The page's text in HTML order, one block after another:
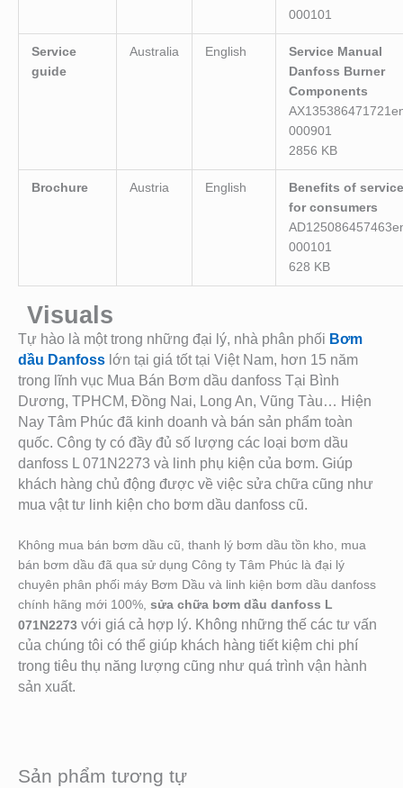
000101
Service
guide
Australia English
Service Manual
Danfoss Burner
Components
000901
2856 KB
Brochure Austria English
Benefits of service
for consumers
000101
628 KB
Visuals
Tự hào là một trong những đại lý, nhà phân phối Bơm
dầu Danfoss lớn tại giá tốt tại Việt Nam, hơn 15 năm
trong lĩnh vục Mua Bán Bơm dầu danfoss Tại Bình
Dương, TPHCM, Đồng Nai, Long An, Vũng Tàu… Hiện
Nay Tâm Phúc đã kinh doanh và bán sản phẩm toàn
quốc. Công ty có đầy đủ số lượng các loại bơm dầu
danfoss L 071N2273 và linh phụ kiện của bơm. Giúp
khách hàng chủ động được về việc sửa chữa cũng như
mua vật tư linh kiện cho bơm dầu danfoss cũ.
Không mua bán bơm dầu cũ, thanh lý bơm dầu tồn kho, mua
bán bơm dầu đã qua sử dụng Công ty Tâm Phúc là đại lý
chuyên phân phối máy Bơm Dầu và linh kiện bơm dầu danfoss
chính hãng mới 100%, sửa chữa bơm dầu danfoss L
071N2273 với giá cả hợp lý. Không những thế các tư vấn
của chúng tôi có thể giúp khách hàng tiết kiệm chi phí
trong tiêu thụ năng lượng cũng như quá trình vận hành
sản xuất.
Sản phẩm tương tự